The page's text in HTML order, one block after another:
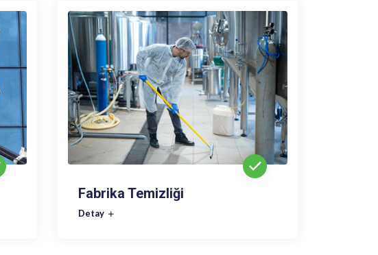
Fabrika Temizliği
Detay